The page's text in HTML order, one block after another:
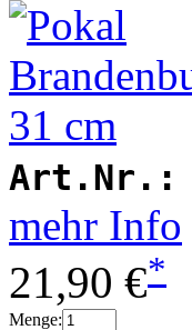
Art.Nr.:
mehr Info
21,90 €*
Menge: